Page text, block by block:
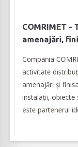
COMRIMET -
amenajări,
Compania
activitate
amenajări și
instalații, obiecte
este partenerul